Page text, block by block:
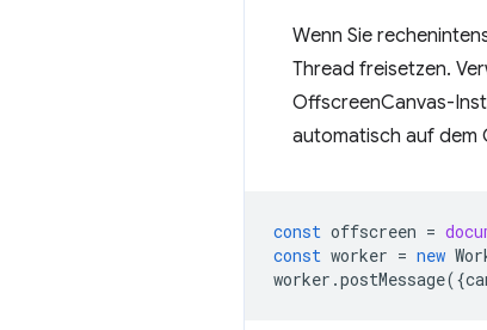
Wenn Sie
Thread freisetzen.
OffscreenCanvas-
automatisch auf dem
const offscreen =
const worker = new
worker .postMessage({